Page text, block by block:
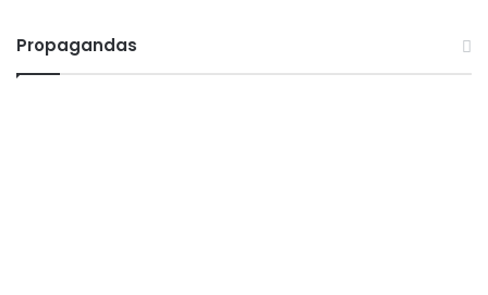
Propagandas